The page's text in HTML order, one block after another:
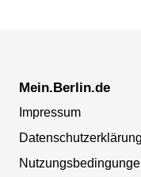
Mein.Berlin.de
Impressum
Datenschutzerklärung